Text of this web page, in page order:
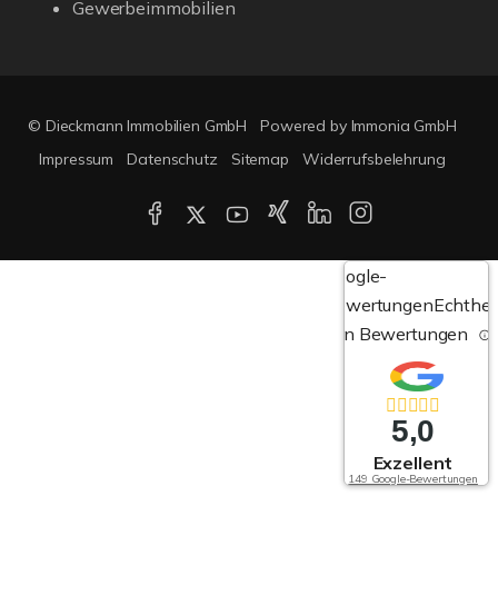
Gewerbeimmobilien
© Dieckmann Immobilien GmbH
Powered by Immonia GmbH
Impressum
Datenschutz Sitemap Widerrufsbelehrung
Google-
Bewertungen
von Bewertungen
5,0
Exzellent
149 Google-Bewertungen